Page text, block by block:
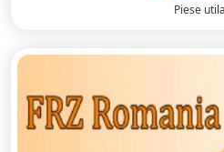
Piese